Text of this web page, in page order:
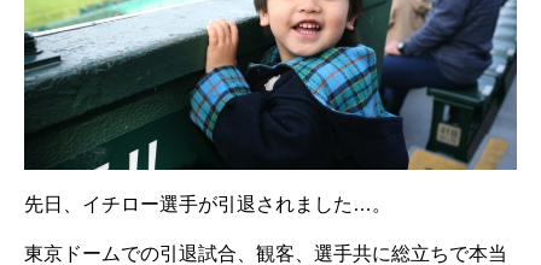
先日、イチロー選手が引退されました…。
東京ドームでの引退試合、観客、選手共に総立ちで本当